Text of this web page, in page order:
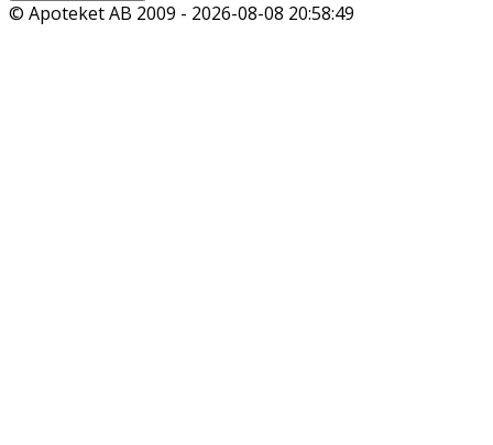
© Apoteket AB 2009 - 2026-08-08 20:58:49